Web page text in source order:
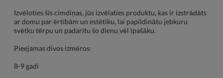
Izvēloties šīs cimdiņas, jūs izvēlaties produktu, kas ir izstrādāts
ar domu par ērtībām un estētiku, lai papildinātu jebkuru
svētku tērpu un padarītu šo dienu vēl īpašāku.
Pieejamas divos izmēros:
8-9 gadi